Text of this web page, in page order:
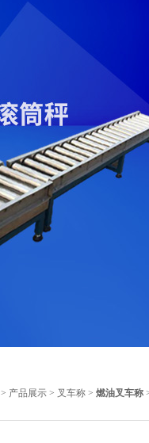
> 产品展示 > 叉车称 > 燃油叉车称